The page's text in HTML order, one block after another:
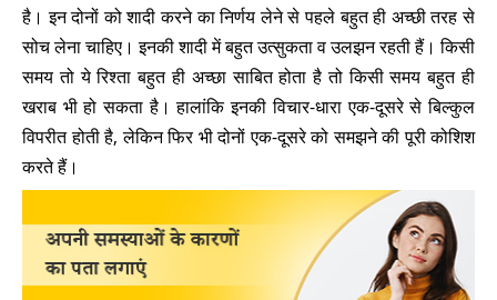
है। इन दोनों को शादी करने का निर्णय लेने से पहले बहुत ही अच्छी तरह से
सोच लेना चाहिए। इनकी शादी में बहुत उत्सुकता व उलझन रहती हैं। किसी
समय तो ये रिश्ता बहुत ही अच्छा साबित होता है तो किसी समय बहुत ही
खराब भी हो सकता है। हालांकि इनकी विचार-धारा एक-दूसरे से बिल्कुल
विपरीत होती है, लेकिन फिर भी दोनों एक-दूसरे को समझने की पूरी कोशिश
करते हैं।